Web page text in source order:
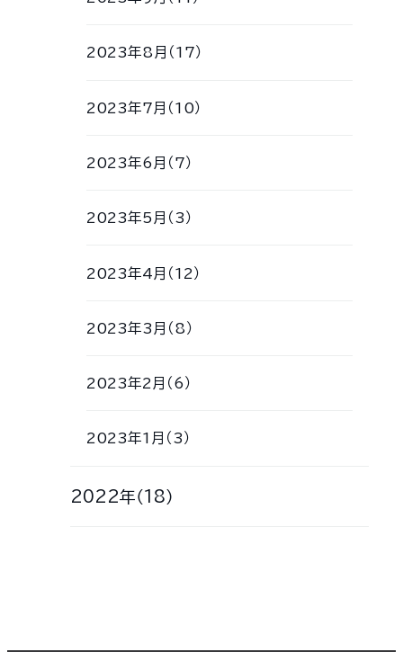
2023年8月（17）
2023年7月（10）
2023年6月（7）
2023年5月（3）
2023年4月（12）
2023年3月（8）
2023年2月（6）
2023年1月（3）
2022年（18）